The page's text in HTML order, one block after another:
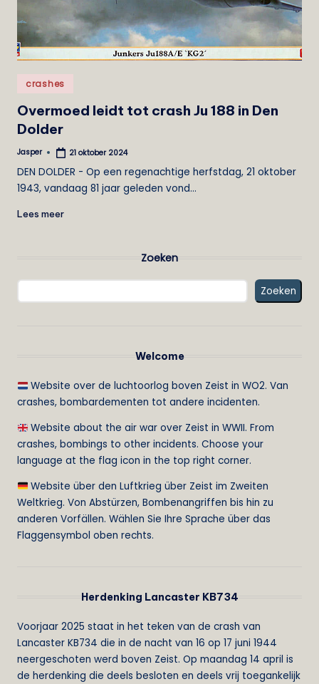
e
i
s
Geplaatst
crashes
Overmoed leidt tot crash Ju 188 in Den
Dolder
Geplaatst
Jasper 21 oktober 2024
DEN DOLDER - Op een regenachtige herfstdag, 21 oktober
1943, vandaag 81 jaar geleden vond…
Lees meer
Zoeken
Zoeken
Welcome
Website over de luchtoorlog boven Zeist in WO2. Van
crashes, bombardementen tot andere incidenten.
Website about the air war over Zeist in WWII. From
crashes, bombings to other incidents. Choose your
language at the flag icon in the top right corner.
Website über den Luftkrieg über Zeist im Zweiten
Weltkrieg. Von Abstürzen, Bombenangriffen bis hin zu
anderen Vorfällen. Wählen Sie Ihre Sprache über das
Flaggensymbol oben rechts.
Herdenking Lancaster KB734
Voorjaar 2025 staat in het teken van de crash van
Lancaster KB734 die in de nacht van 16 op 17 juni 1944
neergeschoten werd boven Zeist. Op maandag 14 april is
de herdenking die deels besloten en deels vrij toegankelijk